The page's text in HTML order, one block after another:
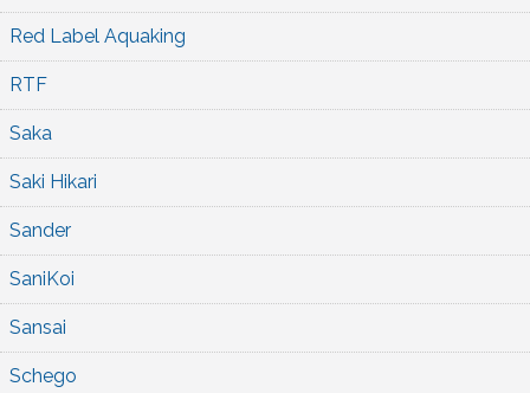
Red Label Aquaking
RTF
Saka
Saki Hikari
Sander
SaniKoi
Sansai
Schego